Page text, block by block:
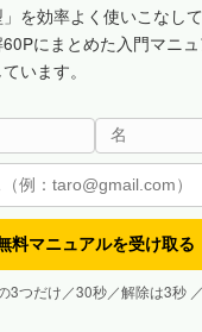
」を効率よく使いこなし
にまとめた入門マニ
います。
料マニュアルを受け取る
3つだけ／30秒／解除は3秒 ／